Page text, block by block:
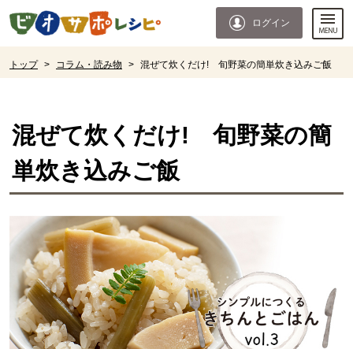
ページの先頭です。
ログイン
トップ > コラム・読み物 > 混ぜて炊くだけ! 旬野菜の簡単炊き込みご飯
混ぜて炊くだけ! 旬野菜の簡
単炊き込みご飯